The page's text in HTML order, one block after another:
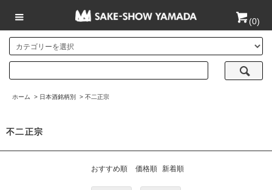
(0)
ホーム > 日本酒銘柄別 > 不二正宗
不二正宗
おすすめ順 価格順 新着順